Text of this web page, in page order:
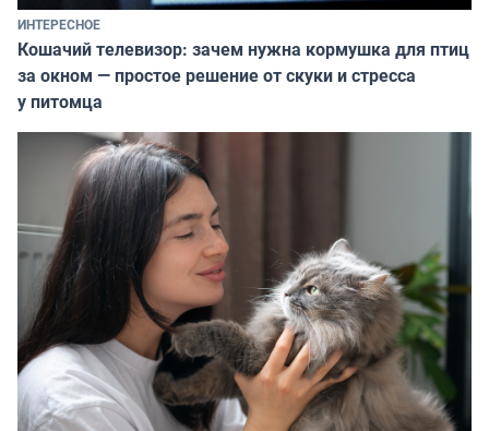
ИНТЕРЕСНОЕ
Кошачий телевизор: зачем нужна кормушка для птиц
за окном — простое решение от скуки и стресса
у питомца